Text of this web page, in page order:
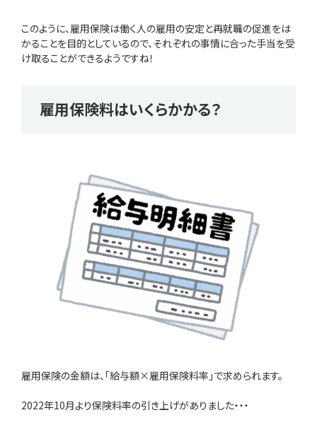
このように、雇用保険は働く人の雇用の安定と再就職の促進をは
かることを目的としているので、それぞれの事情に合った手当を受
け取ることができるようですね！
雇用保険料はいくらかかる？
雇用保険の金額は、「給与額×雇用保険料率」で求められます。
2022年10月より保険料率の引き上げがありました・・・